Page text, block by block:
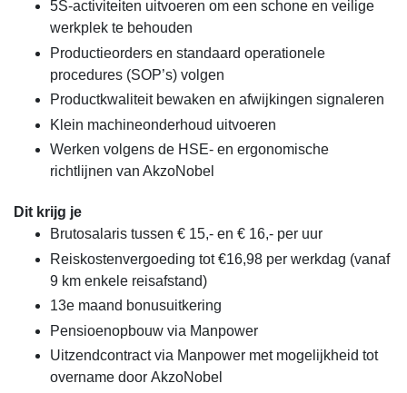
5S-activiteiten uitvoeren om een schone en veilige
werkplek te behouden
Productieorders en standaard operationele
procedures (SOP’s) volgen
Productkwaliteit bewaken en afwijkingen signaleren
Klein machineonderhoud uitvoeren
Werken volgens de HSE- en ergonomische
richtlijnen van AkzoNobel
Dit krijg je
Brutosalaris tussen € 15,- en € 16,- per uur
Reiskostenvergoeding tot €16,98 per werkdag (vanaf
9 km enkele reisafstand)
13e maand bonusuitkering
Pensioenopbouw via Manpower
Uitzendcontract via Manpower met mogelijkheid tot
overname door AkzoNobel